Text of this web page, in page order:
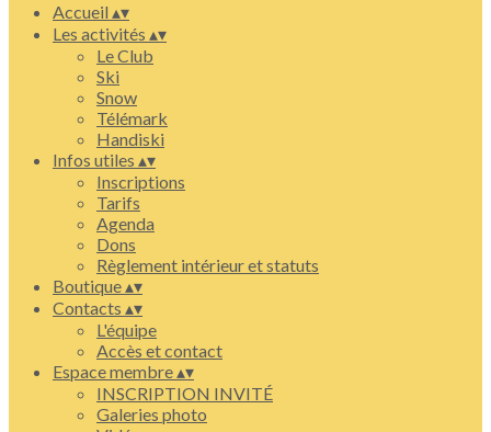
Accueil ▴▾
Les activités ▴▾
Le Club
Ski
Snow
Télémark
Handiski
Infos utiles ▴▾
Inscriptions
Tarifs
Agenda
Dons
Règlement intérieur et statuts
Boutique▴▾
Contacts ▴▾
L'équipe
Accès et contact
Espace membre▴▾
INSCRIPTION INVITÉ
Galeries photo